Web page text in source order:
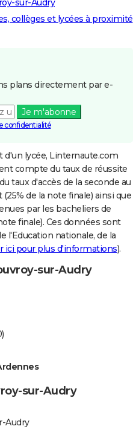
sur-Audry
collèges et lycées à proximité
plans directement par e-
Je m'abonne
confidentialité
lycée, Linternaute.com
compte du taux de réussite
taux d'accès de la seconde au
de la note finale) ainsi que
par les bacheliers de
finale). Ces données sont
l'Education nationale, de la
ici pour plus d'informations).
sur-Audry
sur-Audry
Audry